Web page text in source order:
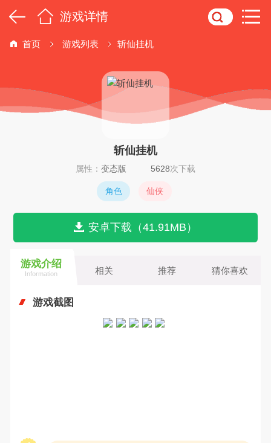
游戏详情
首页 游戏列表 斩仙挂机
斩仙挂机
属性： 变态版 5628次下载
角色 仙侠
安卓下载（41.91MB）
游戏介绍
Information 相关 推荐 猜你喜欢
游戏截图